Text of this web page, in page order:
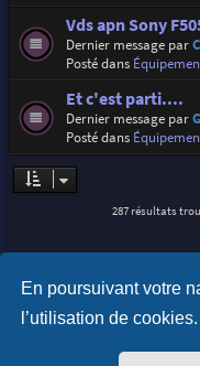
En poursuivant votre
l’utilisation de cookies.
Vds apn Sony
Dernier message par
Posté dans
Et c'est parti....
Dernier message par
Posté dans
287 résultats
Accueil Index du forum